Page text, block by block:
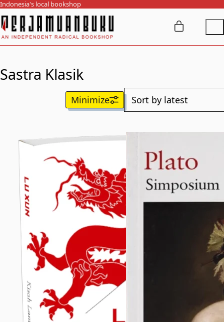
Indonesia's local bookshop
Sastra Klasik